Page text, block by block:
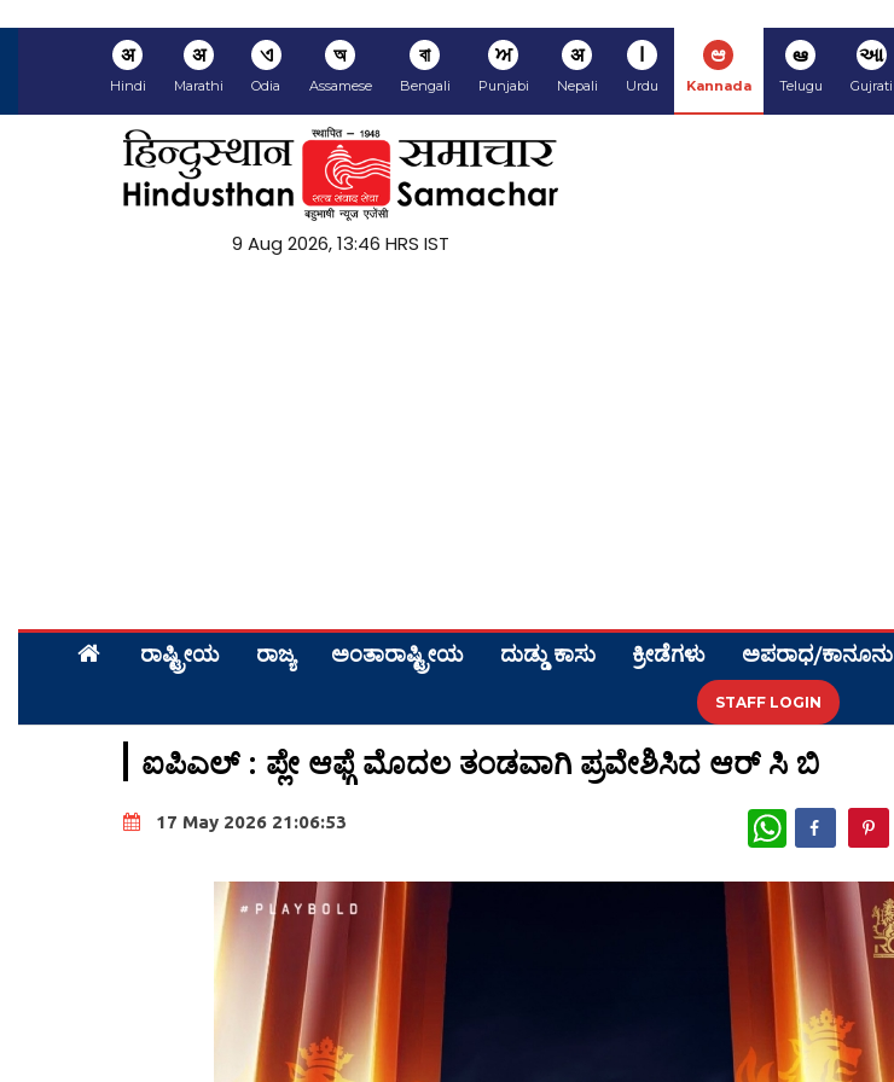
अ
Hindi
अ
Marathi
ଏ
Odia
অ
Assamese
বা
Bengali
ਅ
Punjabi
अ
Nepali
ا
Urdu
ಆ
Kannada
ఆ
Telugu
આ
Gujrati
9 Aug 2026, 13:46 HRS IST
ರಾಷ್ಟ್ರೀಯ ರಾಜ್ಯ ಅಂತಾರಾಷ್ಟ್ರೀಯ ದುಡ್ಡು ಕಾಸು ಕ್ರೀಡೆಗಳು ಅಪರಾಧ/ಕಾನೂನು
STAFF LOGIN
ಐಪಿಎಲ್ : ಪ್ಲೇ ಆಫ್ಗೆ ಮೊದಲ ತಂಡವಾಗಿ ಪ್ರವೇಶಿಸಿದ ಆರ್ ಸಿ ಬಿ
17 May 2026 21:06:53 WhatsApp